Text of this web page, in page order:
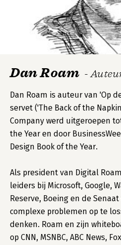
Dan Roam -
Dan Roam is auteur van 'Op
servet ('The Back of the
Company werd uitgeroepen
the Year en door
Design Book of the Year.
Als president van Digital
leiders bij Microsoft, Google,
Reserve, Boeing en de
complexe problemen op te
denken. Roam en zijn
op CNN, MSNBC, ABC News,